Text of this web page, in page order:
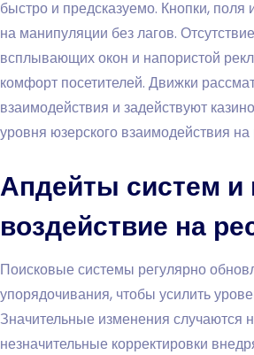
быстро и предсказуемо. Кнопки, поля
на манипуляции без лагов.
всплывающих окон и напористой
комфорт посетителей. Движки
взаимодействия и задействуют
уровня юзерского взаимодействия на
Апдейты систем и
воздействие на
Поисковые системы регулярно
упорядочивания, чтобы усилить
Значительные изменения случаются
незначительные корректировки